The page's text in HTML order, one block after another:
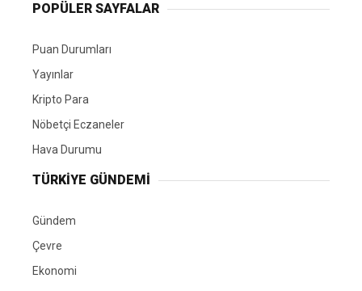
POPÜLER SAYFALAR
Puan Durumları
Yayınlar
Kripto Para
Nöbetçi Eczaneler
Hava Durumu
TÜRKIYE GÜNDEMI
Gündem
Çevre
Ekonomi